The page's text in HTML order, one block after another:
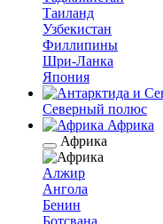
Таиланд
Узбекистан
Филлипины
Шри-Ланка
Япония
Северный полюс
Африка
Африка
Алжир
Ангола
Бенин
Ботсвана